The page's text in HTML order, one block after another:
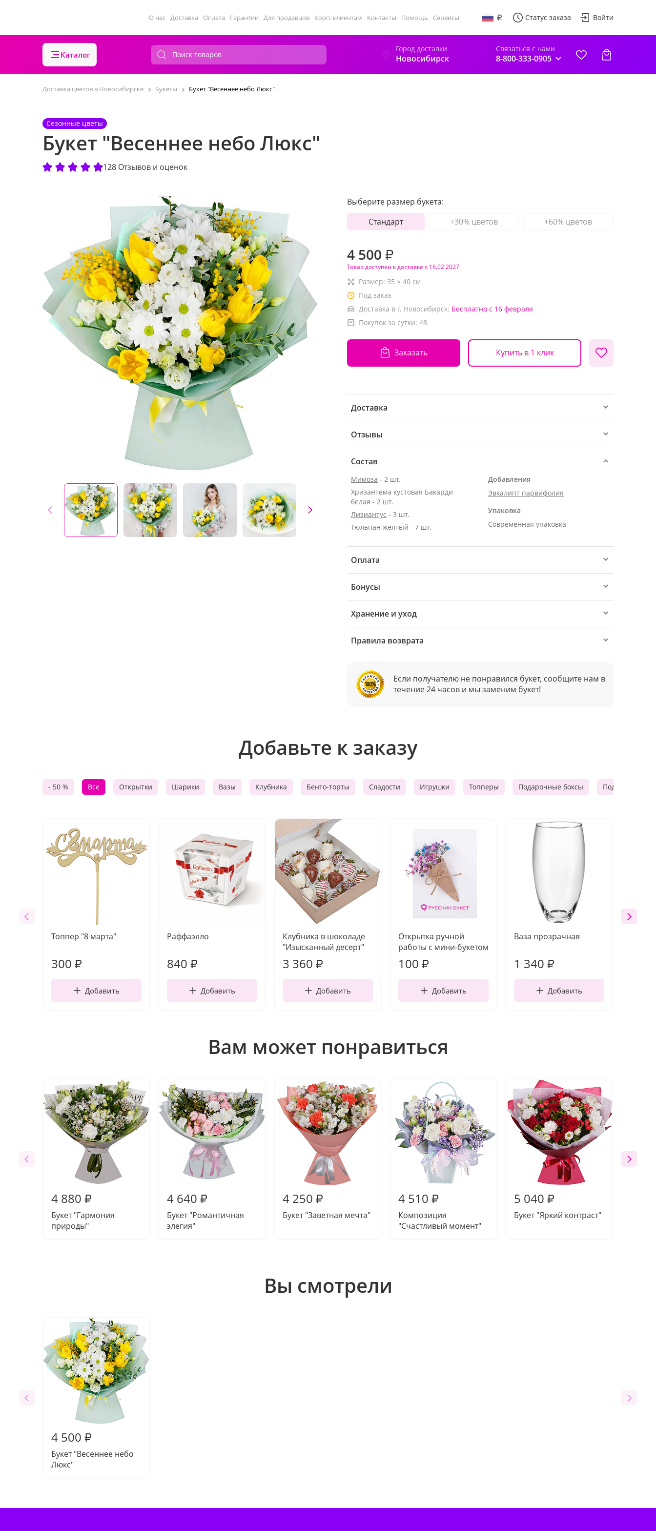
О нас Доставка Оплата Гарантии Для продавцов Корп. клиентам Контакты Помощь Сервисы Статус заказа Войти
Каталог
Город доставки
Новосибирск
Связаться с нами
8-800-333-0905
Доставка цветов в Новосибирске Букеты Букет "Весеннее небо Люкс"
Сезонные цветы
Букет "Весеннее небо Люкс"
128 Отзывов и оценок
Выберите размер букета:
Стандарт
+30% цветов +60% цветов
4 500 ₽
Товар доступен к доставке с 16.02.2027.
Размер: 35 × 40 см
Под заказ
Доставка в г. Новосибирск: Бесплатно с 16 февраля
Покупок за сутки: 48
Заказать Купить в 1 клик
Доставка
Отзывы
Состав
Мимоза - 2 шт.
Хризантема кустовая Бакарди
белая - 2 шт.
Лизиантус - 3 шт.
Тюльпан желтый - 7 шт.
Добавления
Эвкалипт парвифолия
Упаковка
Современная упаковка
Оплата
Бонусы
Хранение и уход
Правила возврата
Если получателю не понравился букет, сообщите нам в
течение 24 часов и мы заменим букет!
Добавьте к заказу
- 50 % Все Открытки Шарики Вазы Клубника Бенто-торты Сладости Игрушки Топперы Подарочные боксы Подарочные
Топпер "8 марта"
300 ₽
Добавить
Раффаэлло
840 ₽
Добавить
Клубника в шоколаде
"Изысканный десерт"
3 360 ₽
Добавить
Открытка ручной
работы с мини-букетом
100 ₽
Добавить
Ваза прозрачная
1 340 ₽
Добавить
Вам может понравиться
4 880 ₽
Букет "Гармония
природы"
4 640 ₽
Букет "Романтичная
элегия"
4 250 ₽
Букет "Заветная мечта"
4 510 ₽
Композиция
"Счастливый момент"
5 040 ₽
Букет "Яркий контраст"
Вы смотрели
4 500 ₽
Букет "Весеннее небо
Люкс"